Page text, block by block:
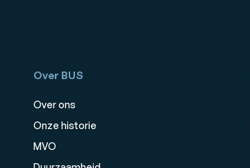
Over BUS
Over ons
Onze historie
MVO